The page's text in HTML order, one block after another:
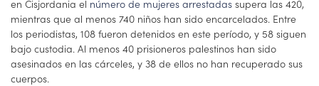
en Cisjordania el número de mujeres arrestadas supera las 420,
mientras que al menos 740 niños han sido encarcelados. Entre
los periodistas, 108 fueron detenidos en este período, y 58 siguen
bajo custodia. Al menos 40 prisioneros palestinos han sido
asesinados en las cárceles, y 38 de ellos no han recuperado sus
cuerpos.